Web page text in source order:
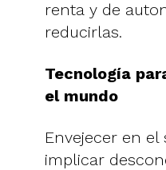
renta y de
reducirlas.
Tecnología
el mundo
Envejecer en el
implicar